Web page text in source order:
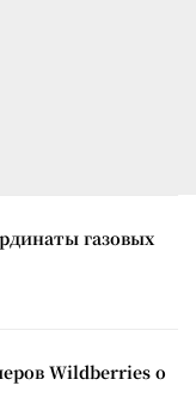
газовых
Wildberries о